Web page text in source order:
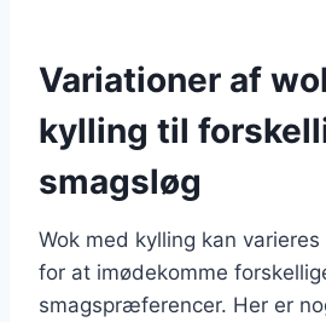
Variationer af
kylling til
smagsløg
Wok med kylling kan
for at imødekomme
smagspræferencer. Her er